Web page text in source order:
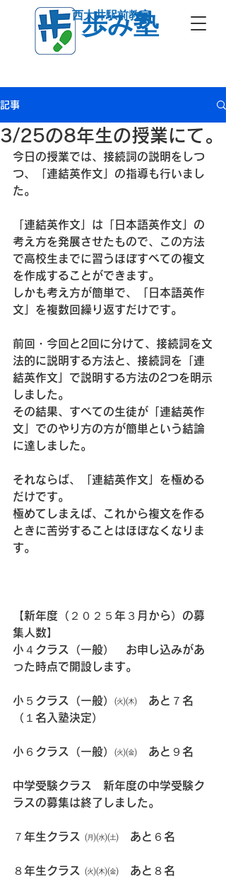
歩み塾
西大井駅前教室
記事
3/25の8年生の授業にて。
今日の授業では、接続詞の説明をしつ
つ、「連結英作文」の指導も行いまし
た。
「連結英作文」は「日本語英作文」の
考え方を発展させたもので、この方法
で高校生までに習うほぼすべての複文
を作成することができます。
しかも考え方が簡単で、「日本語英作
文」を複数回繰り返すだけです。
前回・今回と2回に分けて、接続詞を文
法的に説明する方法と、接続詞を「連
結英作文」で説明する方法の2つを明示
しました。
その結果、すべての生徒が「連結英作
文」でのやり方の方が簡単という結論
に達しました。
それならば、「連結英作文」を極める
だけです。
極めてしまえば、これから複文を作る
ときに苦労することはほぼなくなりま
す。
【新年度（２０２５年３月から）の募
集人数】
小４クラス（一般）　お申し込みがあ
った時点で開設します。
小５クラス（一般）㈫㈭　あと７名
（１名入塾決定）
小６クラス（一般）㈫㈮　あと９名
中学受験クラス　新年度の中学受験ク
ラスの募集は終了しました。
７年生クラス ㈪㈬㈯　あと６名
８年生クラス ㈫㈭㈮　あと８名